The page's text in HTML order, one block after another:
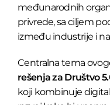
međunarodnih
privrede, sa ciljem
između industrije i
Centralna tema
rešenja za Društvo
koji kombinuje